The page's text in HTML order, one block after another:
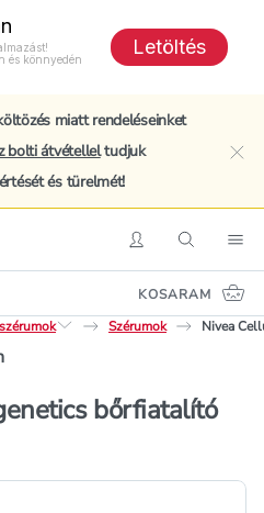
és könnyedén
Letöltés
miatt rendeléseinket
bolti átvételleltudjuk
és türelmét!
BelépésKeresés
KOSARAM
Szérumok Nivea
bőrfiatalító